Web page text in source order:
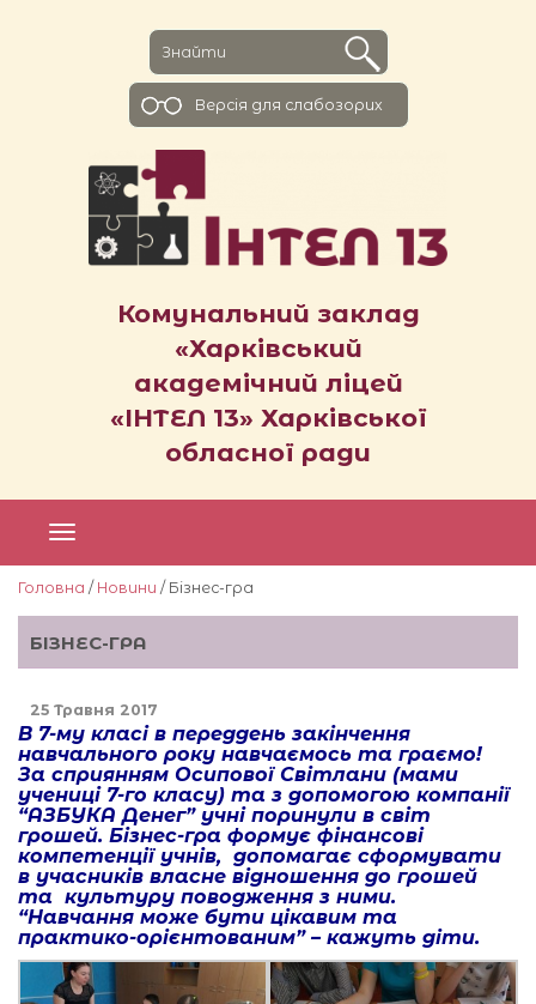
Комунальний заклад
«Харківський
академічний ліцей
«ІНТЕЛ 13» Харківської
обласної ради
Версiя для слабозорих
Головна / Новини / Бізнес-гра
БІЗНЕС-ГРА
25 Травня 2017
В 7-му класі в переддень закінчення
навчального року навчаємось та граємо!
За сприянням Осипової Світлани (мами
учениці 7-го класу) та з допомогою компанії
“АЗБУКА Денег” учні поринули в світ
грошей. Бізнес-гра формує фінансові
компетенції учнів, допомагає сформувати
в учасників власне відношення до грошей
та культуру поводження з ними.
“Навчання може бути цікавим та
практико-орієнтованим” – кажуть діти.